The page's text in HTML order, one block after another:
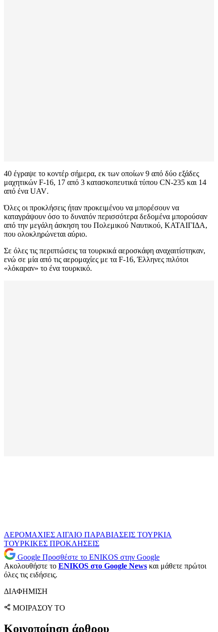
40 έγραψε το κοντέρ σήμερα, εκ των οποίων 9 από δύο εξάδες
μαχητικών F-16, 17 από 3 κατασκοπευτικά τύπου CN-235 και 14
από ένα UAV.
Όλες οι προκλήσεις ήταν προκειμένου να μπορέσουν να
καταγράψουν όσο το δυνατόν περισσότερα δεδομένα μπορούσαν
από την μεγάλη άσκηση του Πολεμικού Ναυτικού, ΚΑΤΑΙΓΙΔΑ,
που ολοκληρώνεται αύριο.
Σε όλες τις περιπτώσεις τα τουρκικά αεροσκάφη αναχαιτίστηκαν,
ενώ σε μία από τις αερομαχίες με τα F-16, Έλληνες πιλότοι
«λόκαραν» το ένα τουρκικό.
ΑΕΡΟΜΑΧΙΕΣ ΑΙΓΑΙΟ ΠΑΡΑΒΙΑΣΕΙΣ ΤΟΥΡΚΙΑ
ΤΟΥΡΚΙΚΕΣ ΠΡΟΚΛΗΣΕΙΣ
Google Προσθέστε το ENIKOS στην Google
Ακολουθήστε το ENIKOS στο Google News και μάθετε πρώτοι
όλες τις ειδήσεις.
ΔΙΑΦΗΜΙΣΗ
ΜΟΙΡΑΣΟΥ ΤΟ
Κοινοποίηση άρθρου